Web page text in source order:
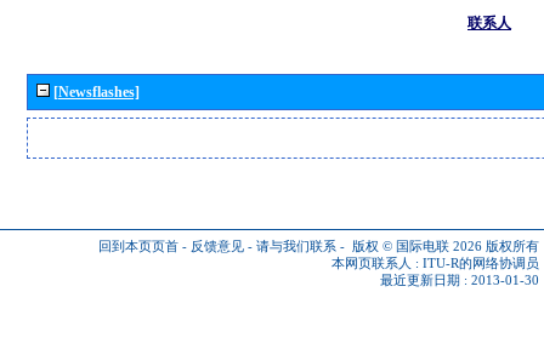
联系人
[Newsflashes]
回到本页页首 - 反馈意见 - 请与我们联系 - 版权 © 国际电联 2026 版权所有
本网页联系人 : ITU-R的网络协调员
最近更新日期 : 2013-01-30